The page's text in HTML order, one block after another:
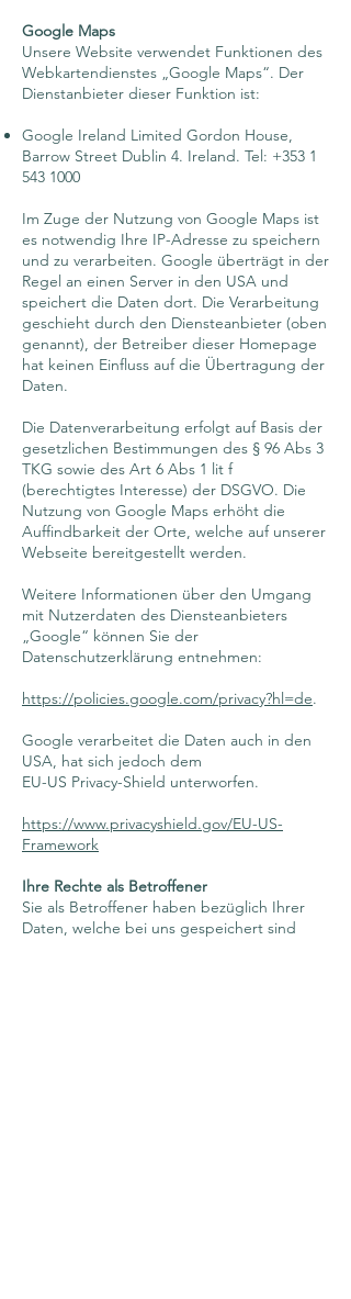
Google Maps
Unsere Website verwendet Funktionen des
Webkartendienstes „Google Maps“. Der
Dienstanbieter dieser Funktion ist:
Google Ireland Limited Gordon House,
Barrow Street Dublin 4. Ireland. Tel: +353 1
543 1000
Im Zuge der Nutzung von Google Maps ist
es notwendig Ihre IP-Adresse zu speichern
und zu verarbeiten. Google überträgt in der
Regel an einen Server in den USA und
speichert die Daten dort. Die Verarbeitung
geschieht durch den Diensteanbieter (oben
genannt), der Betreiber dieser Homepage
hat keinen Einfluss auf die Übertragung der
Daten.
Die Datenverarbeitung erfolgt auf Basis der
gesetzlichen Bestimmungen des § 96 Abs 3
TKG sowie des Art 6 Abs 1 lit f
(berechtigtes Interesse) der DSGVO. Die
Nutzung von Google Maps erhöht die
Auffindbarkeit der Orte, welche auf unserer
Webseite bereitgestellt werden.
Weitere Informationen über den Umgang
mit Nutzerdaten des Diensteanbieters
„Google“ können Sie der
Datenschutzerklärung entnehmen:
https://policies.google.com/privacy?hl=de.
Google verarbeitet die Daten auch in den
USA, hat sich jedoch dem
EU-US Privacy-Shield unterworfen.
https://www.privacyshield.gov/EU-US-
Framework
Ihre Rechte als Betroffener
Sie als Betroffener haben bezüglich Ihrer
Daten, welche bei uns gespeichert sind